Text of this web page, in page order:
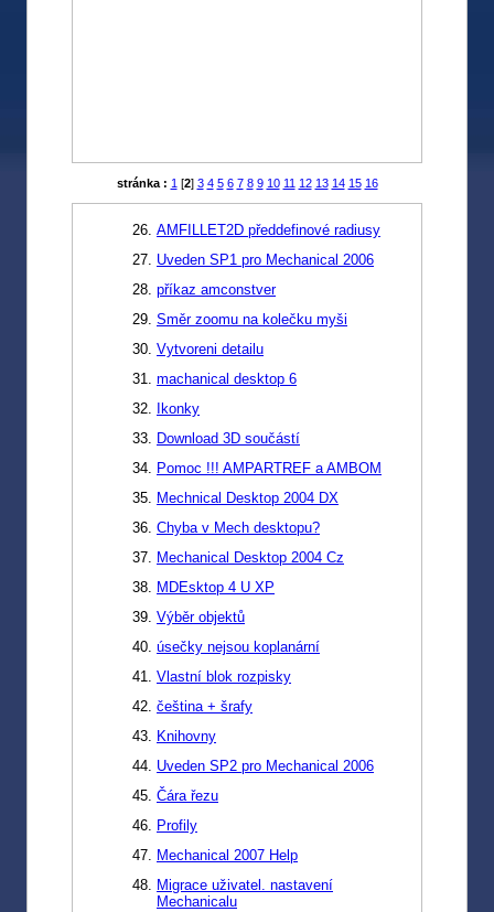
stránka : 1 [2] 3 4 5 6 7 8 9 10 11 12 13 14 15 16
AMFILLET2D předdefinové radiusy
Uveden SP1 pro Mechanical 2006
příkaz amconstver
Směr zoomu na kolečku myši
Vytvoreni detailu
machanical desktop 6
Ikonky
Download 3D součástí
Pomoc !!! AMPARTREF a AMBOM
Mechnical Desktop 2004 DX
Chyba v Mech desktopu?
Mechanical Desktop 2004 Cz
MDEsktop 4 U XP
Výběr objektů
úsečky nejsou koplanární
Vlastní blok rozpisky
čeština + šrafy
Knihovny
Uveden SP2 pro Mechanical 2006
Čára řezu
Profily
Mechanical 2007 Help
Migrace uživatel. nastavení
Mechanicalu